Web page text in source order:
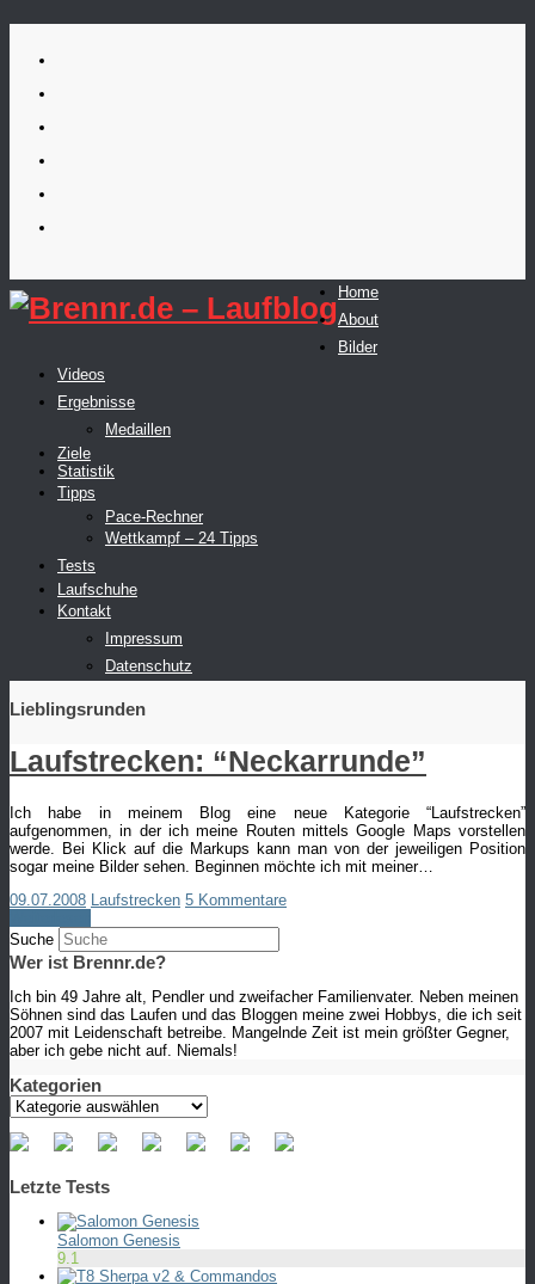
content
Home
About
Bilder
Videos
Ergebnisse
Medaillen
Ziele
Statistik
Tipps
Pace-Rechner
Wettkampf – 24 Tipps
Tests
Laufschuhe
Kontakt
Impressum
Datenschutz
Lieblingsrunden
Laufstrecken: “Neckarrunde”
Ich habe in meinem Blog eine neue Kategorie “Laufstrecken”
aufgenommen, in der ich meine Routen mittels Google Maps vorstellen
werde. Bei Klick auf die Markups kann man von der jeweiligen Position
sogar meine Bilder sehen. Beginnen möchte ich mit meiner…
09.07.2008 Laufstrecken 5 Kommentare
Suche
Wer ist Brennr.de?
Ich bin 49 Jahre alt, Pendler und zweifacher Familienvater. Neben meinen
Söhnen sind das Laufen und das Bloggen meine zwei Hobbys, die ich seit
2007 mit Leidenschaft betreibe. Mangelnde Zeit ist mein größter Gegner,
aber ich gebe nicht auf. Niemals!
Kategorien
Kategorien
Letzte Tests
Salomon Genesis
9.1